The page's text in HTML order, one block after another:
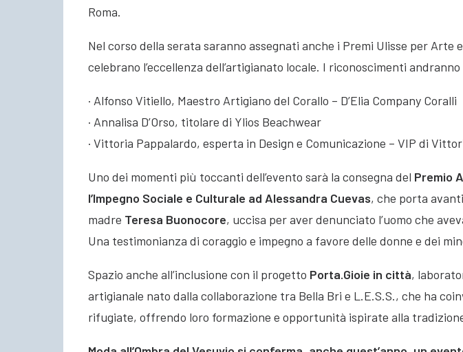
Roma.
Nel corso della serata saranno assegnati anche i Premi Ulisse per Arte
celebrano l’eccellenza dell’artigianato locale. I riconoscimenti andranno
· Alfonso Vitiello, Maestro Artigiano del Corallo – D’Elia Company Coralli
· Annalisa D’Orso, titolare di Ylios Beachwear
· Vittoria Pappalardo, esperta in Design e Comunicazione – VIP di
Uno dei momenti più toccanti dell’evento sarà la consegna del Premio
l’Impegno Sociale e Culturale ad Alessandra Cuevas, che porta
madre Teresa Buonocore, uccisa per aver denunciato l’uomo che
Una testimonianza di coraggio e impegno a favore delle donne e dei
Spazio anche all’inclusione con il progetto Porta.Gioie in città,
artigianale nato dalla collaborazione tra Bella Bri e L.E.S.S., che ha
rifugiate, offrendo loro formazione e opportunità ispirate alla